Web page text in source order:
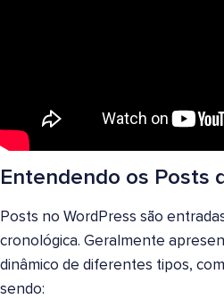
Entendendo os Posts
Posts no WordPress são
cronológica. Geralmente
dinâmico de diferentes tipos,
sendo: